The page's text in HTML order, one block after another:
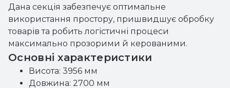
Дана секція забезпечує оптимальне
використання простору, пришвидшує обробку
товарів та робить логістичні процеси
максимально прозорими й керованими.
Основні характеристики
Висота: 3956 мм
Довжина: 2700 мм